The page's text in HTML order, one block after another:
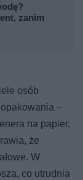
zanim
osób
–
na papier.
że
W
co utrudnia